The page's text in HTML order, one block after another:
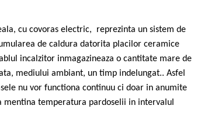
cu covoras electric, reprezinta un sistem de
de caldura datorita placilor ceramice
incalzitor inmagazineaza o cantitate mare de
mediului ambiant, un timp indelungat.. Asfel
nu vor functiona continuu ci doar in anumite
mentina temperatura pardoselii in intervalul